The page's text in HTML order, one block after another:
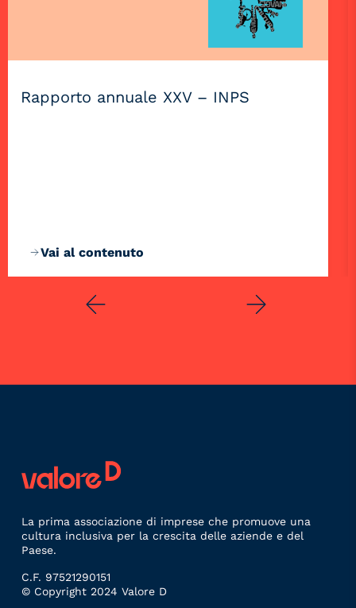
Rapporto annuale XXV – INPS
Vai al contenuto
La prima associazione di imprese che promuove una
cultura inclusiva per la crescita delle aziende e del
Paese.
C.F. 97521290151
© Copyright 2024 Valore D